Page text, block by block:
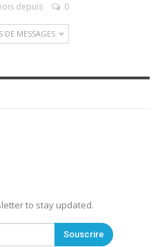
depuis 0
DE MESSAGES
to stay updated.
Souscrire